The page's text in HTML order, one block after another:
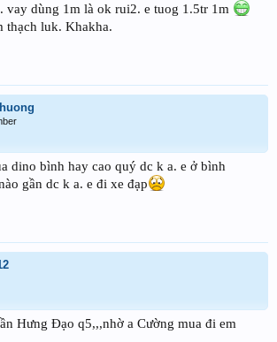
vay dùng 1m là ok rui2. e tuog 1.5tr 1m
thạch luk. Khakha.
dino bình hay cao quý dc k a. e ở bình
gần dc k a. e đi xe đạp
Hưng Đạo q5,,,nhờ a Cường mua đi em